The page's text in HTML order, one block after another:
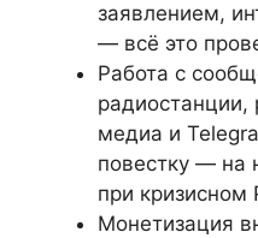
заявлением,
— всё это
Работа с
медиа и
повестку — на
при кризисном
Монетизация